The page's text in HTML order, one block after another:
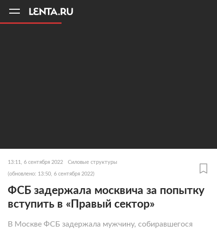
13:11, 6 сентября 2022 Силовые структуры
(обновлено: 13:50, 6 сентября 2022)
ФСБ задержала москвича за попытку
вступить в «Правый сектор»
В Москве ФСБ задержала мужчину, собиравшегося